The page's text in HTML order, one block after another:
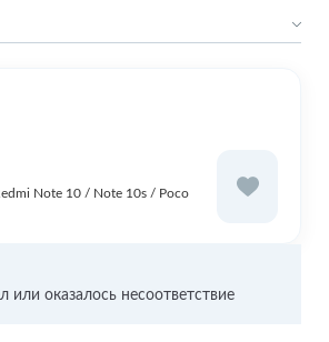
Note 10 / Note 10s / Poco
оказалось несоответствие